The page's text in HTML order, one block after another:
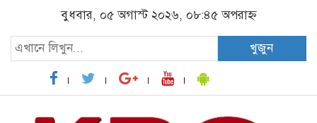
বুধবার, ০৫ অগাস্ট ২০২৬, ০৮:৪৫ অপরাহ্ন
খুজুন